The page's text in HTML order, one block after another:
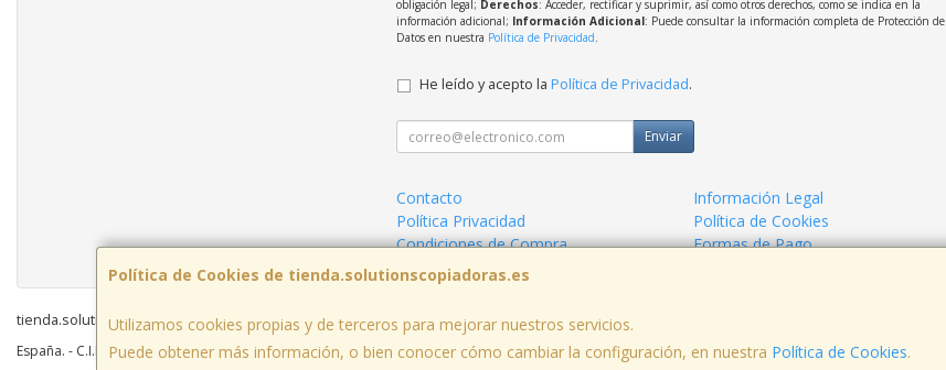
Política de Cookies de tienda.solutionscopiadoras.es
Utilizamos cookies propias y de terceros para mejorar nuestros servicios.
Puede obtener más información, o bien conocer cómo cambiar la configuración, en nuestra Política de Cookies.
obligación legal; Derechos: Acceder, rectificar y suprimir, así como otros derechos, como se indica en la
información adicional; Información Adicional: Puede consultar la información completa de Protección de
Datos en nuestra Política de Privacidad.
He leído y acepto la Política de Privacidad.
Enviar
Contacto
Información Legal
Política Privacidad
Política de Cookies
Condiciones de Compra
Formas de Pago
tienda.solutionscopiadoras.es © 2026
España. - C.I.F.: B45866688 - Tfno: 630988388